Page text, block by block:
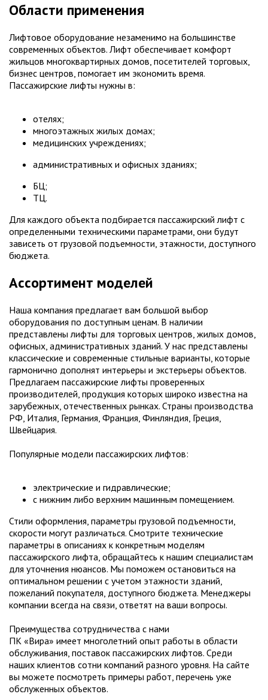
Области применения
Лифтовое оборудование незаменимо на большинстве
современных объектов. Лифт обеспечивает комфорт
жильцов многоквартирных домов, посетителей торговых,
бизнес центров, помогает им экономить время.
Пассажирские лифты нужны в:
отелях;
многоэтажных жилых домах;
медицинских учреждениях;
административных и офисных зданиях;
БЦ;
ТЦ.
Для каждого объекта подбирается пассажирский лифт с
определенными техническими параметрами, они будут
зависеть от грузовой подъемности, этажности, доступного
бюджета.
Ассортимент моделей
Наша компания предлагает вам большой выбор
оборудования по доступным ценам. В наличии
представлены лифты для торговых центров, жилых домов,
офисных, административных зданий. У нас представлены
классические и современные стильные варианты, которые
гармонично дополнят интерьеры и экстерьеры объектов.
Предлагаем пассажирские лифты проверенных
производителей, продукция которых широко известна на
зарубежных, отечественных рынках. Страны производства
РФ, Италия, Германия, Франция, Финляндия, Греция,
Швейцария.
Популярные модели пассажирских лифтов:
электрические и гидравлические;
с нижним либо верхним машинным помещением.
Стили оформления, параметры грузовой подъемности,
скорости могут различаться. Смотрите технические
параметры в описаниях к конкретным моделям
пассажирского лифта, обращайтесь к нашим специалистам
для уточнения нюансов. Мы поможем остановиться на
оптимальном решении с учетом этажности зданий,
пожеланий покупателя, доступного бюджета. Менеджеры
компании всегда на связи, ответят на ваши вопросы.
Преимущества сотрудничества с нами
ПК «Вира» имеет многолетний опыт работы в области
обслуживания, поставок пассажирских лифтов. Среди
наших клиентов сотни компаний разного уровня. На сайте
вы можете посмотреть примеры работ, перечень уже
обслуженных объектов.